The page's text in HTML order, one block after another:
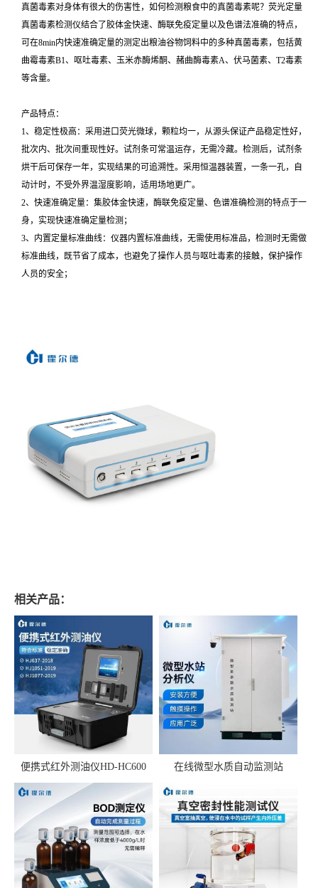
真菌毒素对身体有很大的伤害性，如何检测粮食中的真菌毒素呢？荧光定量
真菌毒素检测仪结合了胶体金快速、酶联免疫定量以及色谱法准确的特点，
可在8min内快速准确定量的测定出粮油谷物饲料中的多种真菌毒素，包括黄
曲霉毒素B1、呕吐毒素、玉米赤酶烯酮、赭曲酶毒素A、伏马菌素、T2毒素
等含量。
产品特点：
1、稳定性极高：采用进口荧光微球，颗粒均一，从源头保证产品稳定性好，
批次内、批次间重现性好。试剂条可常温运存，无需冷藏。检测后，试剂条
烘干后可保存一年，实现结果的可追溯性。采用恒温器装置，一条一孔，自
动计时，不受外界温湿度影响，适用场地更广。
2、快速准确定量：集胶体金快速，酶联免疫定量、色谱准确检测的特点于一
身，实现快速准确定量检测；
3、内置定量标准曲线：仪器内置标准曲线，无需使用标准品，检测时无需做
标准曲线，既节省了成本，也避免了操作人员与呕吐毒素的接触，保护操作
人员的安全；
相关产品：
便携式红外测油仪HD-HC600 在线微型水质自动监测站